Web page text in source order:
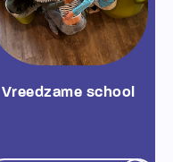
Vreedzame school